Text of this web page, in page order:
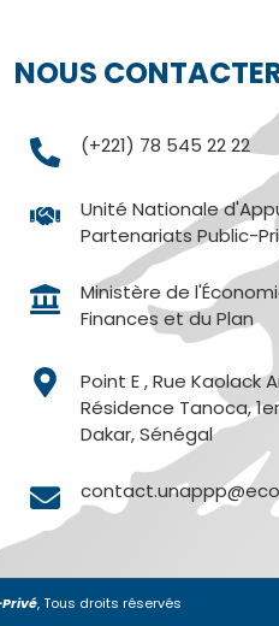
NOUS
(+221) 78 545 22 22
Unité Nationale
Partenariats Public-
Ministère de
Finances et du Plan
Point E , Rue Kaolack
Résidence Tanoca,
Dakar, Sénégal
, Tous droits réservés